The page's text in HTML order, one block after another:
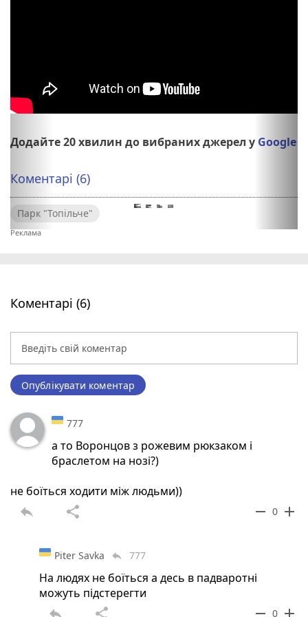
Додайте 20 хвилин до вибраних джерел у Google
Коментарі (6)
Парк "Топільче"
Коментарі (6)
Опублікувати коментар
777
а то Воронцов з рожевим рюкзаком і
браслетом на нозі?)
не боїться ходити між людьми))
reply share remove 0 add
Piter Savka reply 777
На людях не боїться а десь в падваротні
можуть підстерегти
reply share remove 0 add